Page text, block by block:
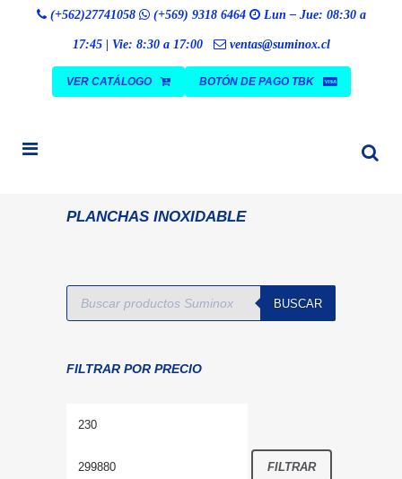
(+562)27741058 (+569) 9318 6464 Lun – Jue: 08:30 a
17:45 | Vie: 8:30 a 17:00 ventas@suminox.cl
VER CATÁLOGO BOTÓN DE PAGO TBK
PLANCHAS INOXIDABLE
Búsqueda
productos
BUSCAR
FILTRAR POR PRECIO
FILTRAR
de
BUSCAR